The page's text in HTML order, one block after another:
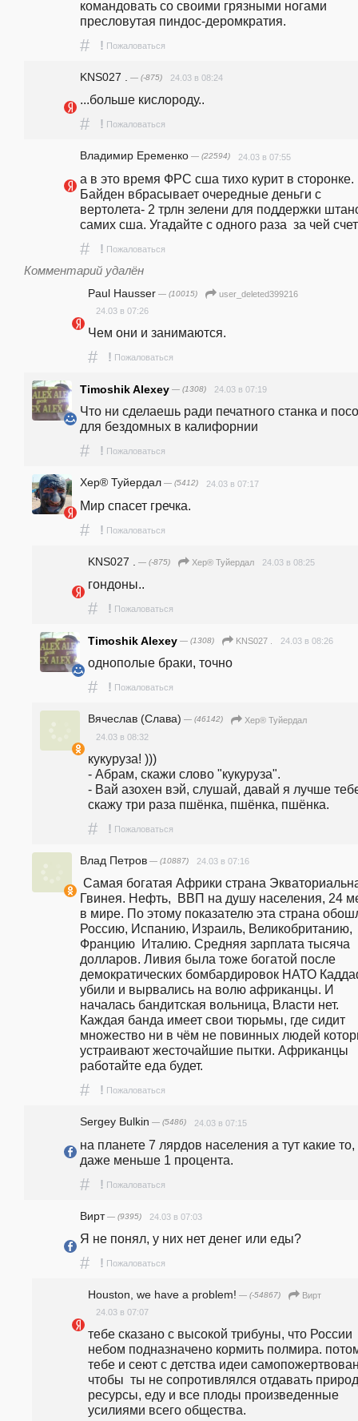
командовать со своими грязными ногами
пресловутая пиндос-деромкратия.
# ! Пожаловаться
KNS027 . — (-875) 24.03 в 08:24
...больше кислороду..
# ! Пожаловаться
Владимир Еременко — (22594) 24.03 в 07:55
а в это время ФРС сша тихо курит в сторонке.
Байден вбрасывает очередные деньги с
вертолета- 2 трлн зелени для поддержки
самих сша. Угадайте с одного раза  за чей
# ! Пожаловаться
Комментарий удалён
Paul Hausser — (10015)
user_deleted399216
24.03 в 07:26
Чем они и занимаются.
# ! Пожаловаться
Timoshik Alexey — (1308) 24.03 в 07:19
Что ни сделаешь ради печатного станка и
для бездомных в калифорнии
# ! Пожаловаться
Хер® Туйердал — (5412) 24.03 в 07:17
Мир спасет гречка.
# ! Пожаловаться
KNS027 . — (-875) Хер® Туйердал 24.03 в 08:25
гондоны..
# ! Пожаловаться
Timoshik Alexey — (1308) KNS027 . 24.03 в 08:26
однополые браки, точно
# ! Пожаловаться
Вячеслав (Слава) — (46142)
Хер® Туйердал
24.03 в 08:32
кукуруза! )))
- Абрам, скажи слово "кукуруза".
- Вай азохен вэй, слушай, давай я лучше
скажу три раза пшёнка, пшёнка, пшёнка.
# ! Пожаловаться
Влад Петров — (10887) 24.03 в 07:16
Гвинея. Нефть,  ВВП на душу населения, 24
в мире. По этому показателю эта страна
Россию, Испанию, Израиль, Великобританию,
Францию  Италию. Средняя зарплата тысяча
долларов. Ливия была тоже богатой после
демократических бомбардировок НАТО
убили и вырвались на волю африканцы. И
началась бандитская вольница, Власти нет.
Каждая банда имеет свои тюрьмы, где сидит
множество ни в чём не повинных людей
устраивают жесточайшие пытки. Африканцы
работайте еда будет.
# ! Пожаловаться
Sergey Bulkin — (5486) 24.03 в 07:15
на планете 7 лярдов населения а тут какие то,
даже меньше 1 процента.
# ! Пожаловаться
Вирт— (9395) 24.03 в 07:03
Я не понял, у них нет денег или еды?
# ! Пожаловаться
Houston, we have a problem! — (-54867)
Вирт
24.03 в 07:07
тебе сказано с высокой трибуны, что России
небом подназначено кормить полмира.
тебе и сеют с детства идеи
чтобы  ты не сопротивлялся отдавать
ресурсы, еду и все плоды произведенные
усилиями всего общества.